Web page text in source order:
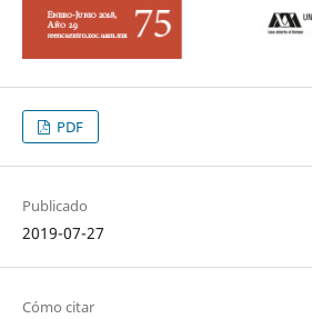
PDF
Publicado
2019-07-27
Cómo citar